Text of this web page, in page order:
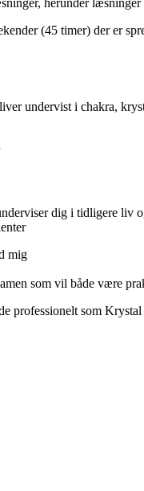
(45 timer) der er
undervist i chakra,
dig i tidligere liv
mig
som vil både være
professionelt som